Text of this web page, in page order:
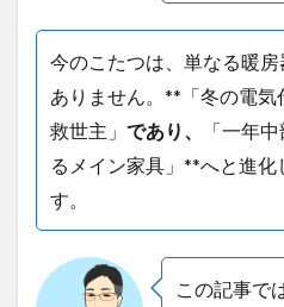
今のこたつは、単なる暖房
ありません。**「冬の電気
救世主」 であり、
「一年
るメイン家具」**へと進化
す。
この記事で